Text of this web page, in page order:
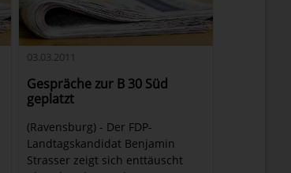
03.03.2011
Gespräche zur B 30 Süd
geplatzt
(Ravensburg) - Der FDP-
Landtagskandidat Benjamin
Strasser zeigt sich enttäuscht